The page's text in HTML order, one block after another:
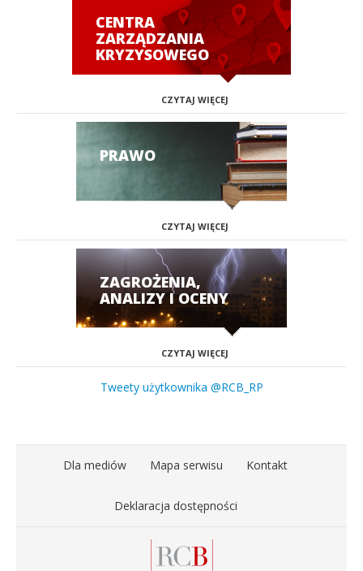
CENTRA
ZARZĄDZANIA
KRYZYSOWEGO
CZYTAJ WIĘCEJ
PRAWO
CZYTAJ WIĘCEJ
ZAGROŻENIA,
ANALIZY I OCENY
CZYTAJ WIĘCEJ
Tweety użytkownika @RCB_RP
Dla mediów Mapa serwisu Kontakt
Deklaracja dostępności